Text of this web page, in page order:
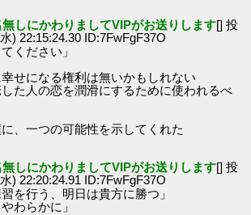
無しにかわりましてVIPがお送りします[] 投
) 22:15:24.30 ID:7FwFgF37O
ください」
せになる権利は無いかもしれない
た人の恋を潤滑にするために使われるべ
、一つの可能性を示してくれた
無しにかわりましてVIPがお送りします[] 投
) 22:20:24.91 ID:7FwFgF37O
を行う、明日は貴方に勝つ」
わらかに」